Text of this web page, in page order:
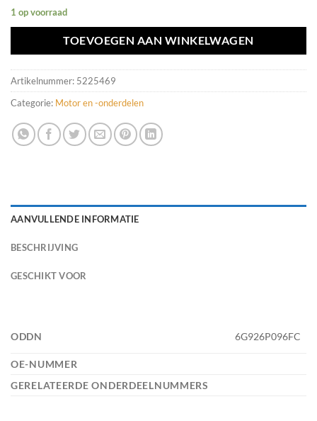
1 op voorraad
TOEVOEGEN AAN WINKELWAGEN
Artikelnummer: 5225469
Categorie: Motor en -onderdelen
AANVULLENDE INFORMATIE
BESCHRIJVING
GESCHIKT VOOR
ODDN 6G926P096FC
OE-NUMMER
GERELATEERDE ONDERDEELNUMMERS